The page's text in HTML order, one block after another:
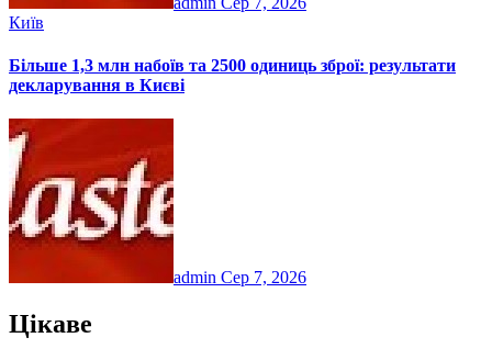
Київ
Більше 1,3 млн набоїв та 2500 одиниць зброї: результати
декларування в Києві
admin Сер 7, 2026
Цікаве